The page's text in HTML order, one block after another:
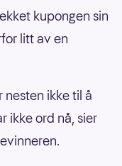
kupongen sin
litt av en
nesten ikke til å
ikke ord nå, sier